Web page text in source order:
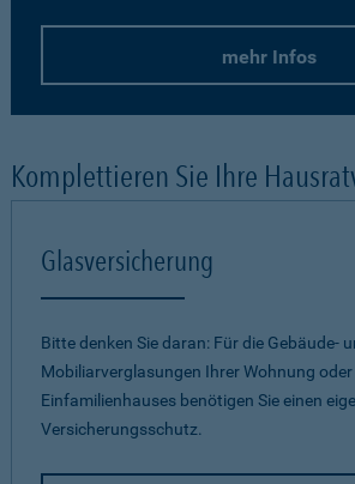
mehr Infos
Komplettieren Sie Ihre
Glasversicherung
Bitte denken Sie daran: Für die Gebäude-
Mobiliarverglasungen Ihrer Wohnung
Einfamilienhauses benötigen Sie einen
Versicherungsschutz.